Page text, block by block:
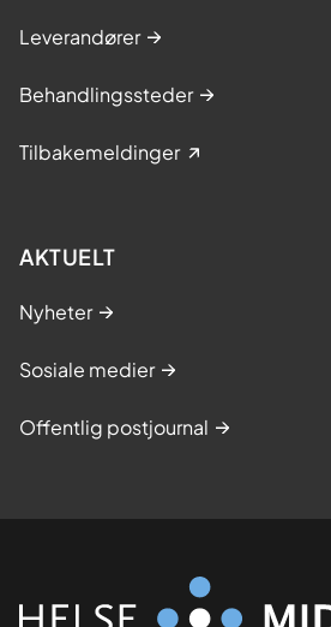
Leverandører
Behandlingssteder
Tilbakemeldinger
AKTUELT
Nyheter
Sosiale medier
Offentlig postjournal